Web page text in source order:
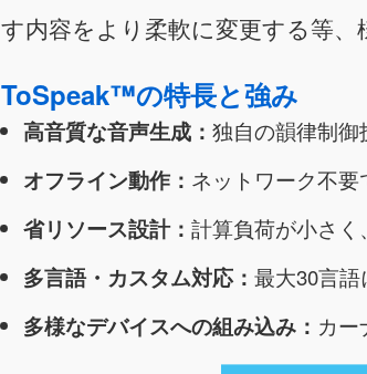
す内容をより柔軟に変更する等、
ToSpeak™の特長と強み
高音質な音声生成： 独自の韻律制
オフライン動作： ネットワーク不
省リソース設計： 計算負荷が小さ
多言語・カスタム対応： 最大30言
多様なデバイスへの組み込み： カ